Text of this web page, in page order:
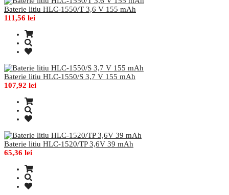
Baterie litiu HLC-1550/T 3,6 V 155 mAh
111,56 lei
Baterie litiu HLC-1550/S 3,7 V 155 mAh
107,92 lei
Baterie litiu HLC-1520/TP 3,6V 39 mAh
65,36 lei